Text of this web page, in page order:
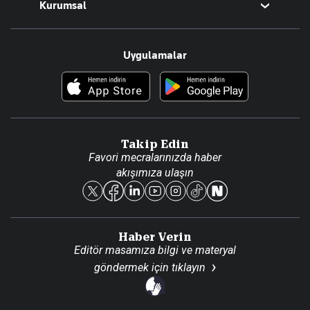
Teknoloji
Foto Haber
Kurumsal
Künye
Reklam Ver
Uygulamalar
Takip Edin
Favori mecralarınızda haber
akışımıza ulaşın
Haber Verin
Editör masamıza bilgi ve materyal
göndermek için tıklayın